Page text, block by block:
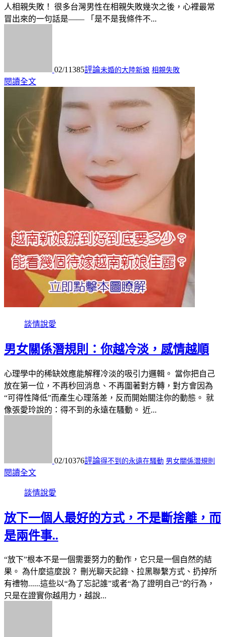
人相親失敗！ 很多台灣男性在相親失敗幾次之後，心裡最常
冒出來的一句話是—— 「是不是我條件不...
02/11385評論未婚的大陸新娘 相親失敗
閱讀全文
談情說愛
男女關係潛規則：你越冷淡，感情越順
心理學中的稀缺效應能解釋冷淡的吸引力邏輯。 當你把自己
放在第一位，不再秒回消息、不再圍著對方轉，對方會因為
“可得性降低”而產生心理落差，反而開始關注你的動態。 就
像張愛玲說的：得不到的永遠在騷動。 近...
02/10376評論得不到的永遠在騷動 男女關係潛規則
閱讀全文
談情說愛
放下一個人最好的方式，不是斷捨離，而
是兩件事..
“放下”根本不是一個需要努力的動作，它只是一個自然的結
果。 為什麼這麼說？ 刪光聊天記錄、拉黑聯繫方式、扔掉所
有禮物......這些以“為了忘記誰”或者“為了證明自己”的行為，
只是在證實你越用力，越說...